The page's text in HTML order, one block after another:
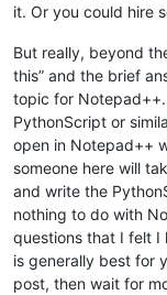
it. Or you could hire
But really, beyond
this” and the brief
topic for
PythonScript or
open in Notepad++
someone here will
and write the
nothing to do with
questions that I felt I
is generally best for
post, then wait for